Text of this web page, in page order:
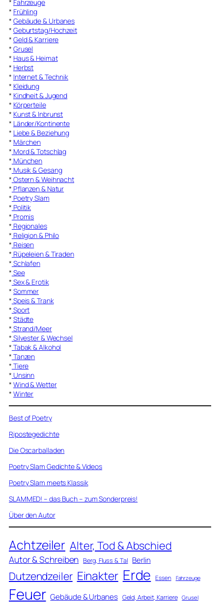
* Fahrzeuge
* Frühling
* Gebäude & Urbanes
* Geburtstag/Hochzeit
* Geld & Karriere
* Grusel
* Haus & Heimat
* Herbst
* Internet & Technik
* Kleidung
* Kindheit & Jugend
* Körperteile
* Kunst & Inbrunst
* Länder/Kontinente
* Liebe & Beziehung
* Märchen
* Mord & Totschlag
* München
* Musik & Gesang
* Ostern & Weihnacht
* Pflanzen & Natur
* Poetry Slam
* Politik
* Promis
* Regionales
* Religion & Philo
* Reisen
* Rüpeleien & Tiraden
* Schlafen
* See
* Sex & Erotik
* Sommer
* Speis & Trank
* Sport
* Städte
* Strand/Meer
* Silvester & Wechsel
* Tabak & Alkohol
* Tanzen
* Tiere
* Unsinn
* Wind & Wetter
* Winter
Best of Poetry
Ripostegedichte
Die Oscarballaden
Poetry Slam Gedichte & Videos
Poetry Slam meets Klassik
SLAMMED! – das Buch – zum Sonderpreis!
Über den Autor
Achtzeiler Alter, Tod & Abschied
Autor & Schreiben Berg, Fluss & Tal Berlin
Dutzendzeiler Einakter Erde Essen Fahrzeuge
Feuer Gebäude & Urbanes Geld, Arbeit, Karriere Grusel